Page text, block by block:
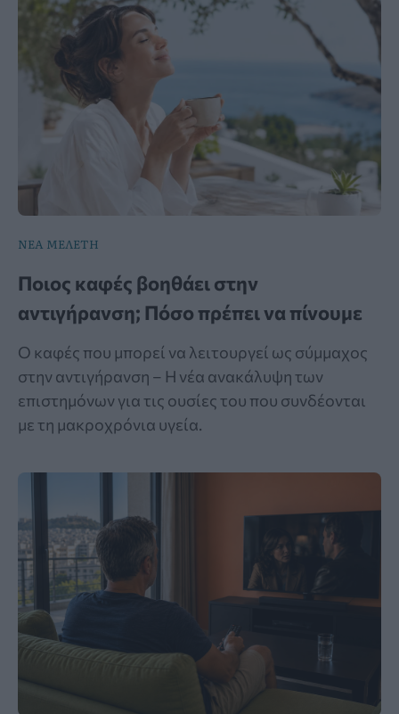
ΝΕΑ ΜΕΛΕΤΗ
Ποιος καφές βοηθάει στην
αντιγήρανση; Πόσο πρέπει να πίνουμε
Ο καφές που μπορεί να λειτουργεί ως σύμμαχος
στην αντιγήρανση – Η νέα ανακάλυψη των
επιστημόνων για τις ουσίες του που συνδέονται
με τη μακροχρόνια υγεία.